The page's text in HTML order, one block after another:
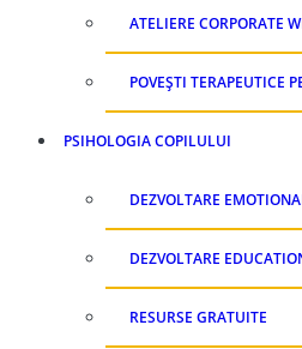
ATELIERE CORPORATE
POVEȘTI TERAPEUTICE
PSIHOLOGIA COPILULUI
DEZVOLTARE
DEZVOLTARE
RESURSE GRATUITE